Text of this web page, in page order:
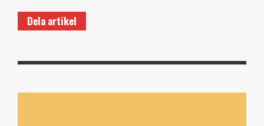
Dela artikel